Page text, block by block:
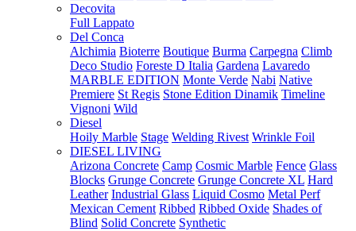
Decovita
Full Lappato
Del Conca
Alchimia Bioterre Boutique Burma Carpegna Climb
Deco Studio Foreste D Italia Gardena Lavaredo
MARBLE EDITION Monte Verde Nabi Native
Premiere St Regis Stone Edition Dinamik Timeline
Vignoni Wild
Diesel
Hoily Marble Stage Welding Rivest Wrinkle Foil
DIESEL LIVING
Arizona Concrete Camp Cosmic Marble Fence Glass
Blocks Grunge Concrete Grunge Concrete XL Hard
Leather Industrial Glass Liquid Cosmo Metal Perf
Mexican Cement Ribbed Ribbed Oxide Shades of
Blind Solid Concrete Synthetic